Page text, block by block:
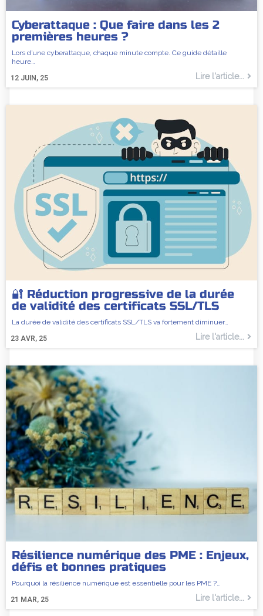
Cyberattaque : Que faire dans les 2
premières heures ?
12 JUIN, 25
Lors d’une cyberattaque, chaque minute compte. Ce guide détaille
heure…
Lire l'article...
🔐 Réduction progressive de la durée
de validité des certificats SSL/TLS
23 AVR, 25
La durée de validité des certificats SSL/TLS va fortement diminuer…
Lire l'article...
Résilience numérique des PME : Enjeux,
défis et bonnes pratiques
21 MAR, 25
Pourquoi la résilience numérique est essentielle pour les PME ?…
Lire l'article...